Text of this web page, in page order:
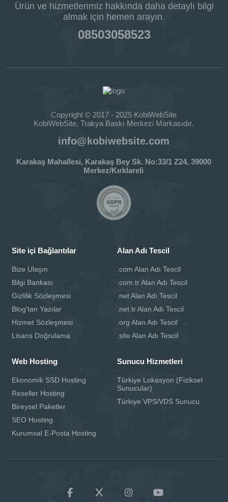
Ürün ve hizmetlerimiz hakkında daha detaylı bilgi
almak için hemen arayın.
08503058523
Copyright © 2017 - 2025 KobiWebSite
KobiWebSite, Trakya Baskı Merkezi Markasıdır.
info@kobiwebsite.com
Karakaş Mahallesi, Karakaş Bey Sk. No:33/1 Z24, 39000
Merkez/Kırklareli
Site içi Bağlantılar
Bize Ulaşın
Bilgi Bankası
Gizlilik Sözleşmesi
Blog'tan Yazılar
Hizmet Sözleşmesi
Lisans Doğrulama
Alan Adı Tescil
.com Alan Adı Tescil
.com.tr Alan Adı Tescil
.net Alan Adı Tescil
.net.tr Alan Adı Tescil
.org Alan Adı Tescil
.site Alan Adı Tescil
Web Hosting
Ekonomik SSD Hosting
Reseller Hosting
Bireysel Paketler
SEO Hosting
Kurumsal E-Posta Hosting
Sunucu Hizmetleri
Türkiye Lokasyon (Fiziksel
Sunucular)
Türkiye VPS/VDS Sunucu